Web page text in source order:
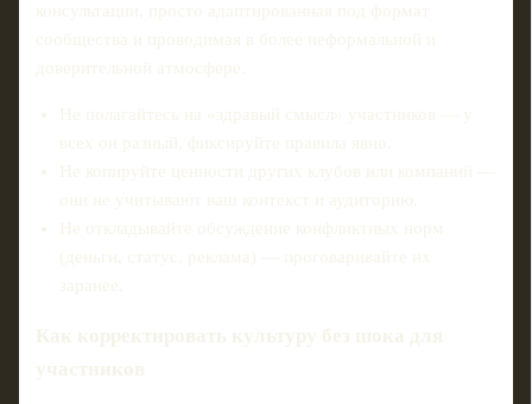
консультации, просто адаптированная под формат
сообщества и проводимая в более неформальной и
доверительной атмосфере.
Не полагайтесь на «здравый смысл» участников — у
всех он разный, фиксируйте правила явно.
Не копируйте ценности других клубов или компаний —
они не учитывают ваш контекст и аудиторию.
Не откладывайте обсуждение конфликтных норм
(деньги, статус, реклама) — проговаривайте их
заранее.
Как корректировать культуру без шока для
участников